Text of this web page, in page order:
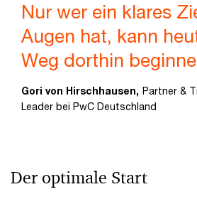
Nur wer ein klares
Augen hat, kann
Weg dorthin
Gori von Hirschhausen, Partner &
Leader bei PwC Deutschland
Der optimale Start